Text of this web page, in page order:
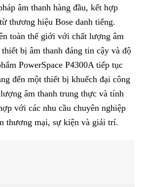
âm thanh hàng đầu, kết hợp
thương hiệu Bose danh tiếng.
toàn thế giới với chất lượng âm
bị âm thanh đáng tin cậy và độ
PowerSpace P4300A tiếp tục
đến một thiết bị khuếch đại công
âm thanh trung thực và tính
với các nhu cầu chuyên nghiệp
thương mại, sự kiện và giải trí.